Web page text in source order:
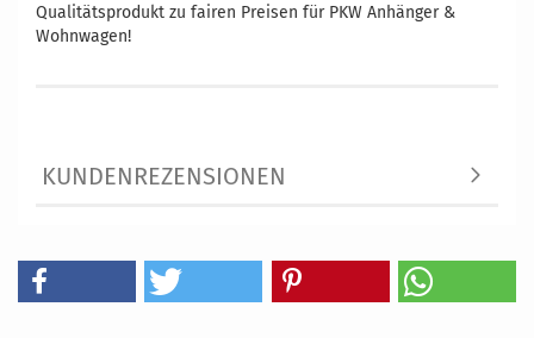
Qualitätsprodukt zu fairen Preisen für PKW Anhänger &
Wohnwagen!
KUNDENREZENSIONEN